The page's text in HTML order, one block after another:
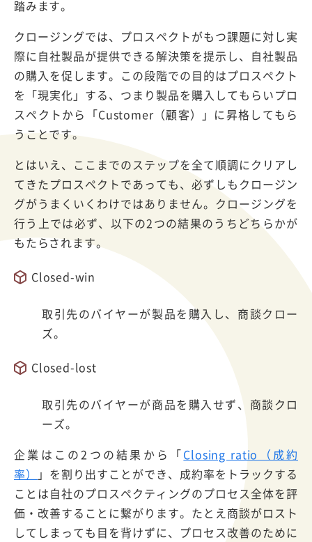
踏みます。
クロージングでは、プロスペクトがもつ課題に対し実
際に自社製品が提供できる解決策を提示し、自社製品
の購入を促します。この段階での目的はプロスペクト
を「現実化」する、つまり製品を購入してもらいプロ
スペクトから「Customer（顧客）」に昇格してもら
うことです。
とはいえ、ここまでのステップを全て順調にクリアし
てきたプロスペクトであっても、必ずしもクロージン
グがうまくいくわけではありません。クロージングを
行う上では必ず、以下の2つの結果のうちどちらかが
もたらされます。
Closed-win
取引先のバイヤーが製品を購入し、商談クロー
ズ。
Closed-lost
取引先のバイヤーが商品を購入せず、商談クロ
ーズ。
企業はこの2つの結果から「Closing ratio（成約
率）
」を割り出すことができ、成約率をトラックする
ことは自社のプロスペクティングのプロセス全体を評
価・改善することに繋がります。たとえ商談がロスト
してしまっても目を背けずに、プロセス改善のために